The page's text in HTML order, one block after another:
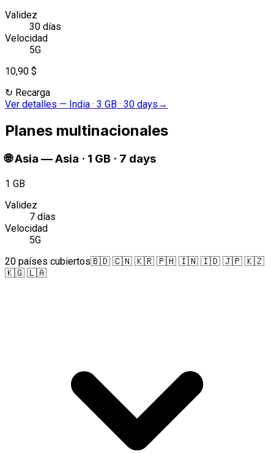
Validez
30 días
Velocidad
5G
10,90 $
↻ Recarga
Ver detalles — India · 3 GB · 30 days →
Planes multinacionales
🌐Asia —Asia · 1 GB · 7 days
1 GB
Validez
7 días
Velocidad
5G
20 países cubiertos🇧🇩 🇨🇳 🇰🇷 🇵🇭 🇮🇳 🇮🇩 🇯🇵 🇰🇿
🇰🇬 🇱🇦